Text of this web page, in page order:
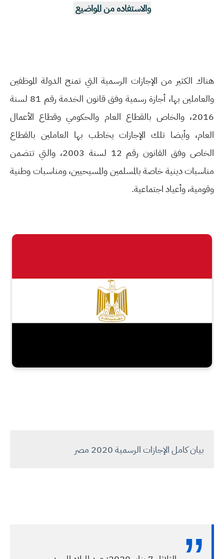
والاستفاده من المواضيع
هناك الكثير من الإجازات الرسمية التي تمنح الدولة الموظفين
والعاملين بها، أجازة رسمية وفق قانون الخدمة رقم 81 لسنة
2016، والخاص بالقطاع العام والحكومي وقطاع الأعمال
العام، وأيضا تلك الإجازات يخاطب بها العاملين بالقطاع
الخاص وفق القانون رقم 12 لسنة 2003، والتي تتضمن
مناسبات دينية خاصة بالمسلمين والمسيحيين، ومناسبات وطنية
وقومية، وأعياد اجتماعية.
بيان كامل الإجازات الرسمية 2020 مصر